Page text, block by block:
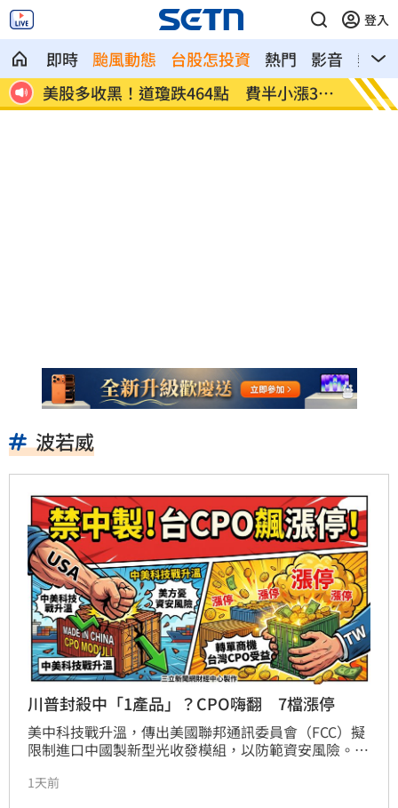
登入
即時 颱風動態 台股怎投資 熱門 影音
熱搜
今迎立秋！「5星座、5生肖」財運旺到爆 白海
波若威
川普封殺中「1產品」？CPO嗨翻 7檔漲停
美中科技戰升溫，傳出美國聯邦通訊委員會（FCC）擬
限制進口中國製新型光收發模組，以防範資安風險。此
勢爆發，包括聯亞、全新、華星光、聯鈞、波若威、訊
1天前